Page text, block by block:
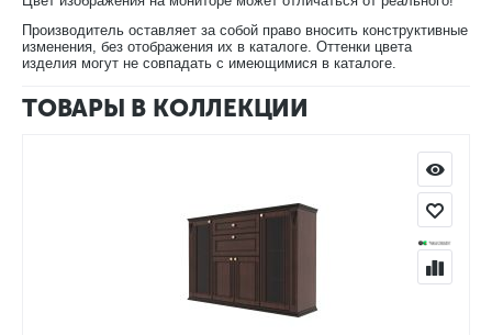
Производитель оставляет за собой право вносить конструктивные
изменения, без отображения их в каталоге. Оттенки цвета
изделия могут не совпадать с имеющимися в каталоге.
ТОВАРЫ В КОЛЛЕКЦИИ